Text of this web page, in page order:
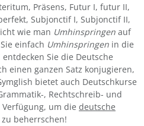
Präsens, Futur I, futur II,
Subjonctif I, Subjonctif II,
wie man Umhinspringen auf
einfach Umhinspringenin die
Sie die Deutsche
einen ganzen Satz konjugieren,
bietet auch Deutschkurse
, Rechtschreib- und
um die deutsche
zu beherrschen!